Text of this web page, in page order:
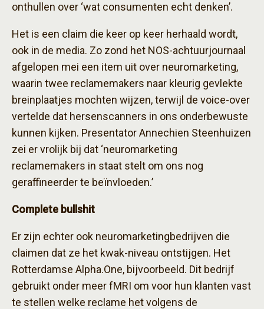
onthullen over ‘wat consumenten echt denken’.
Het is een claim die keer op keer herhaald wordt,
ook in de media. Zo zond het NOS-achtuurjournaal
afgelopen mei een item uit over neuromarketing,
waarin twee reclamemakers naar kleurig gevlekte
breinplaatjes mochten wijzen, terwijl de voice-over
vertelde dat hersenscanners in ons onderbewuste
kunnen kijken. Presentator Annechien Steenhuizen
zei er vrolijk bij dat ‘neuromarketing
reclamemakers in staat stelt om ons nog
geraffineerder te beïnvloeden.’
Complete bullshit
Er zijn echter ook neuromarketingbedrijven die
claimen dat ze het kwak-niveau ontstijgen. Het
Rotterdamse Alpha.One, bijvoorbeeld. Dit bedrijf
gebruikt onder meer fMRI om voor hun klanten vast
te stellen welke reclame het volgens de